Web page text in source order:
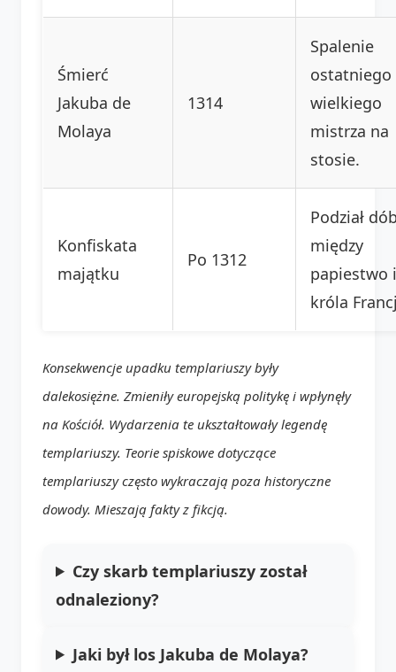
Śmierć
Jakuba de
Molaya
1314
Spalenie
ostatniego
wielkiego
mistrza na
stosie.
Konfiskata
majątku
Po 1312
Podział
między
papiestwo i
króla
Konsekwencje upadku templariuszy były
dalekosiężne. Zmieniły europejską politykę i wpłynęły
na Kościół. Wydarzenia te ukształtowały legendę
templariuszy. Teorie spiskowe dotyczące
templariuszy często wykraczają poza historyczne
dowody. Mieszają fakty z fikcją.
Czy skarb templariuszy został
odnaleziony?
Jaki był los Jakuba de Molaya?